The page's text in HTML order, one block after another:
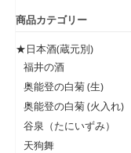
商品カテゴリー
★日本酒(蔵元別)
福井の酒
奥能登の白菊 (生)
奥能登の白菊 (火入れ)
谷泉（たにいずみ）
天狗舞